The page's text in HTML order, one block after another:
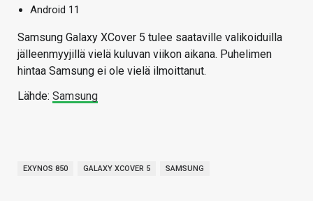
Android 11
Samsung Galaxy XCover 5 tulee saataville valikoiduilla
jälleenmyyjillä vielä kuluvan viikon aikana. Puhelimen
hintaa Samsung ei ole vielä ilmoittanut.
Lähde: Samsung
EXYNOS 850 GALAXY XCOVER 5 SAMSUNG